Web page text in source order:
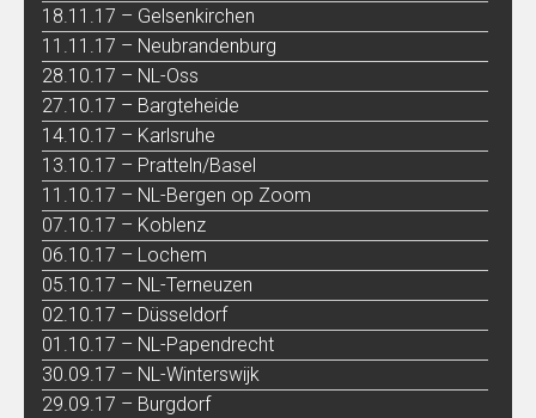
18.11.17 – Gelsenkirchen
11.11.17 – Neubrandenburg
28.10.17 – NL-Oss
27.10.17 – Bargteheide
14.10.17 – Karlsruhe
13.10.17 – Pratteln/Basel
11.10.17 – NL-Bergen op Zoom
07.10.17 – Koblenz
06.10.17 – Lochem
05.10.17 – NL-Terneuzen
02.10.17 – Düsseldorf
01.10.17 – NL-Papendrecht
30.09.17 – NL-Winterswijk
29.09.17 – Burgdorf